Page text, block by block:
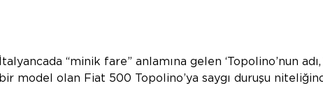
İtalyancada “minik fare” anlamına gelen ‘Topolino’nun
bir model olan Fiat 500 Topolino’ya saygı duruşu